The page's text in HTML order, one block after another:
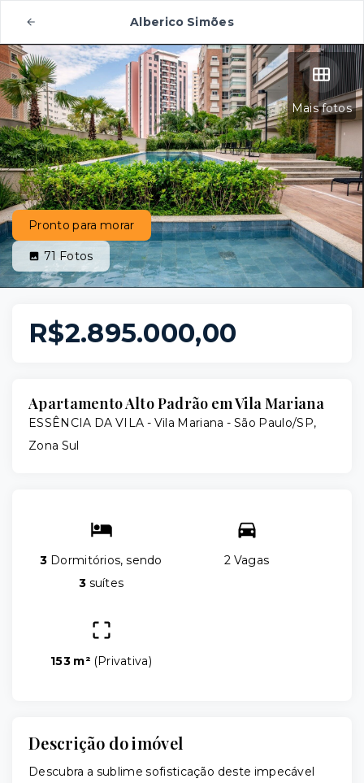
Alberico Simões
Mais fotos
Pronto para morar
71 Fotos
R$2.895.000,00
Apartamento Alto Padrão em Vila Mariana
ESSÊNCIA DA VILA - Vila Mariana - São Paulo/SP,
Zona Sul
3 Dormitórios, sendo
3suítes
2 Vagas
153 m² (Privativa)
Descrição do imóvel
Descubra a sublime sofisticação deste impecável